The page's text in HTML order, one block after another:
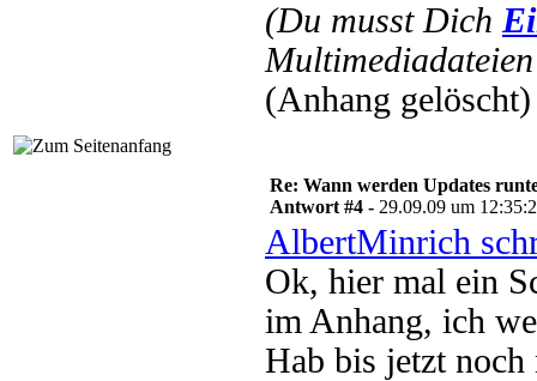
(Du musst Dich
(Anhang gelöscht)
Re: Wann werden Updates
Antwort #4 - 29.09.09 um
AlbertMinrich
Ok, hier mal ein
im Anhang, ich
Hab bis jetzt